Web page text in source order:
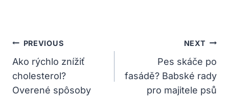
Navigácia
V
Článku
PREVIOUS
Ako rýchlo znížiť
cholesterol?
Overené spôsoby
NEXT
Pes skáče po
fasádě? Babské rady
pro majitele psů